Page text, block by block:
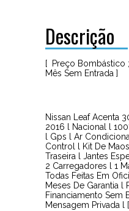
Descrição
[ Preço Bombástico
Mês Sem Entrada ]
Nissan Leaf Acenta
2016 l Nacional l
l Gps l Ar
Control l Kit De
Traseira l Jantes
2 Carregadores l 1
Todas Feitas Em
Meses De Garantia l
Financiamento Sem
Mensagem Privada l